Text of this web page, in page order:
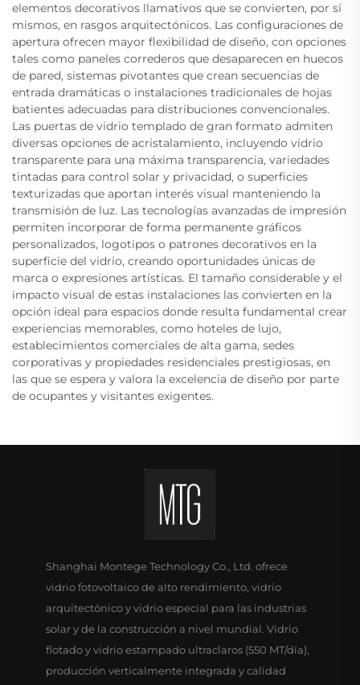
elementos decorativos llamativos que se convierten, por sí
mismos, en rasgos arquitectónicos. Las configuraciones de
apertura ofrecen mayor flexibilidad de diseño, con opciones
tales como paneles correderos que desaparecen en huecos
de pared, sistemas pivotantes que crean secuencias de
entrada dramáticas o instalaciones tradicionales de hojas
batientes adecuadas para distribuciones convencionales.
Las puertas de vidrio templado de gran formato admiten
diversas opciones de acristalamiento, incluyendo vidrio
transparente para una máxima transparencia, variedades
tintadas para control solar y privacidad, o superficies
texturizadas que aportan interés visual manteniendo la
transmisión de luz. Las tecnologías avanzadas de impresión
permiten incorporar de forma permanente gráficos
personalizados, logotipos o patrones decorativos en la
superficie del vidrio, creando oportunidades únicas de
marca o expresiones artísticas. El tamaño considerable y el
impacto visual de estas instalaciones las convierten en la
opción ideal para espacios donde resulta fundamental crear
experiencias memorables, como hoteles de lujo,
establecimientos comerciales de alta gama, sedes
corporativas y propiedades residenciales prestigiosas, en
las que se espera y valora la excelencia de diseño por parte
de ocupantes y visitantes exigentes.
Shanghai Montege Technology Co., Ltd. ofrece
vidrio fotovoltaico de alto rendimiento, vidrio
arquitectónico y vidrio especial para las industrias
solar y de la construcción a nivel mundial. Vidrio
flotado y vidrio estampado ultraclaros (550 MT/día),
producción verticalmente integrada y calidad